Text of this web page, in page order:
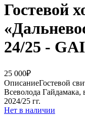
Гостевой
24/25 -
25 000₽
ОписаниеГостевой
Всеволода Гайдамака,
2024/25 гг.
Нет в наличии